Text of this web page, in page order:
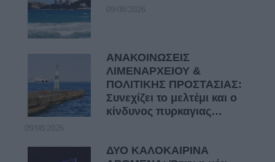
09/08/2026
ΑΝΑΚΟΙΝΩΣΕΙΣ
ΛΙΜΕΝΑΡΧΕΙΟΥ &
ΠΟΛΙΤΙΚΗΣ ΠΡΟΣΤΑΣΙΑΣ:
Συνεχίζει το μελτέμι και ο
κίνδυνος πυρκαγιας…
09/08/2026
ΔΥΟ ΚΑΛΟΚΑΙΡΙΝΑ